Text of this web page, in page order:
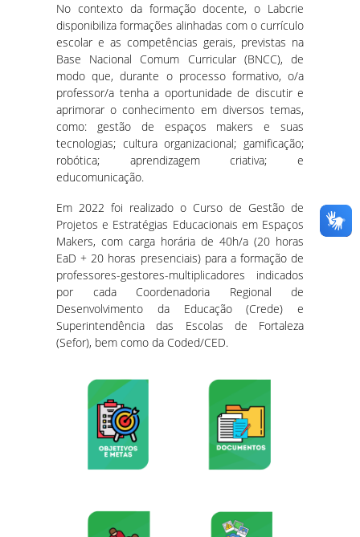
No contexto da formação docente, o Labcrie
disponibiliza formações alinhadas com o currículo
escolar e as competências gerais, previstas na
Base Nacional Comum Curricular (BNCC), de
modo que, durante o processo formativo, o/a
professor/a tenha a oportunidade de discutir e
aprimorar o conhecimento em diversos temas,
como: gestão de espaços makers e suas
tecnologias; cultura organizacional; gamificação;
robótica; aprendizagem criativa; e
educomunicação.
Em 2022 foi realizado o Curso de Gestão de
Projetos e Estratégias Educacionais em Espaços
Makers, com carga horária de 40h/a (20 horas
EaD + 20 horas presenciais) para a formação de
professores-gestores-multiplicadores indicados
por cada Coordenadoria Regional de
Desenvolvimento da Educação (Crede) e
Superintendência das Escolas de Fortaleza
(Sefor), bem como da Coded/CED.